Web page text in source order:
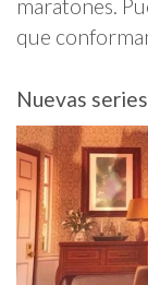
maratones.
que
Nuevas